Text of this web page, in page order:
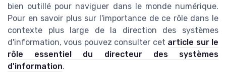
bien outillé pour naviguer dans le monde numérique.
Pour en savoir plus sur l'importance de ce rôle dans le
contexte plus large de la direction des systèmes
d'information, vous pouvez consulter cet article sur le
rôle essentiel du directeur des systèmes
d'information.